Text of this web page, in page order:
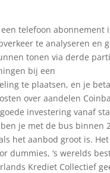
telefoon abonnement
te analyseren en
tonen via derde
bij een
te plaatsen, en je
over aandelen
investering vanaf
je met de bus binnen
het aanbod groot is.
dummies, ‘s werelds
Krediet Collectief